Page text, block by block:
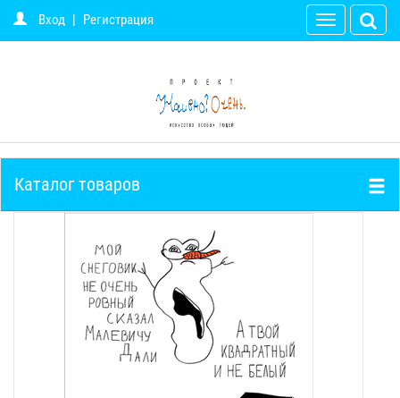
Вход | Регистрация
Toggle
navigation
Каталог товаров